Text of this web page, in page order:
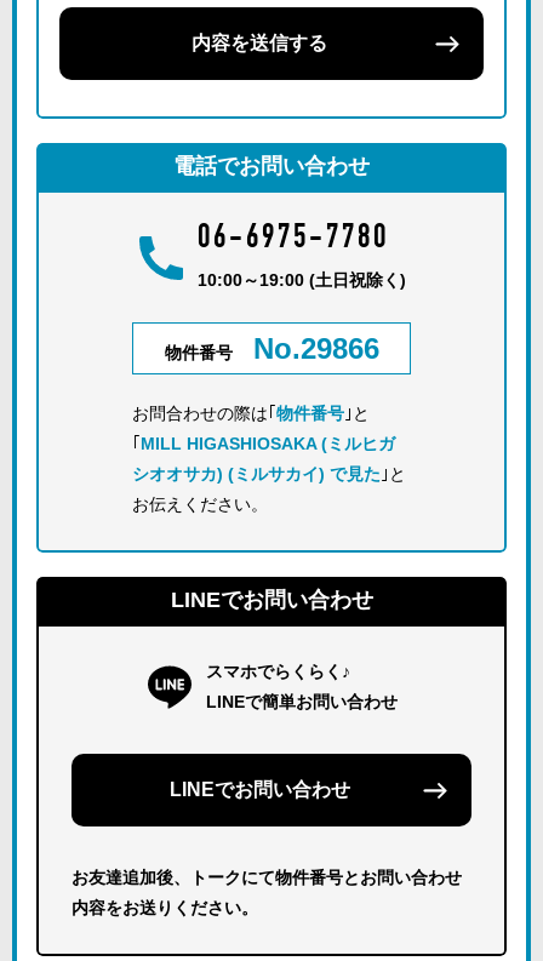
内容を送信する
電話でお問い合わせ
06-6975-7780
10:00～19:00 (土日祝除く)
物件番号 No.29866
お問合わせの際は｢ 物件番号 ｣と
MILL HIGASHIOSAKA (ミルヒガ
シオオサカ) (ミルサカイ) で見た ｣と
お伝えください。
LINEでお問い合わせ
スマホでらくらく♪
LINEで簡単お問い合わせ
LINEでお問い合わせ
お友達追加後、トークにて物件番号とお問い合わせ
内容をお送りください。